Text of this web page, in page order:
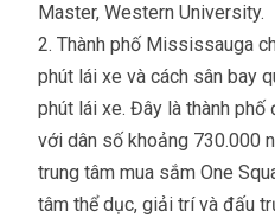
Master, Western University.
Thành phố Mississauga
phút lái xe và cách sân bay
phút lái xe. Đây là thành phố
với dân số khoảng 730.000
trung tâm mua sắm One
tâm thể dục, giải trí và đấu